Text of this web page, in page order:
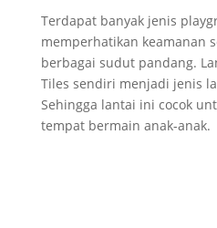
Terdapat banyak jenis
memperhatikan keamanan
berbagai sudut pandang.
Tiles sendiri menjadi jenis
Sehingga lantai ini cocok
tempat bermain anak-anak.